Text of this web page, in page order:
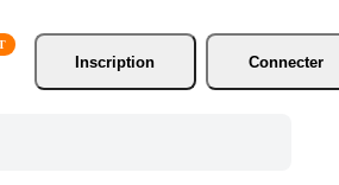
Inscription
Connecter